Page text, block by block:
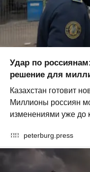
Удар по
решение для
Казахстан готовит
Миллионы россиян
изменениями уже до
peterburg.press